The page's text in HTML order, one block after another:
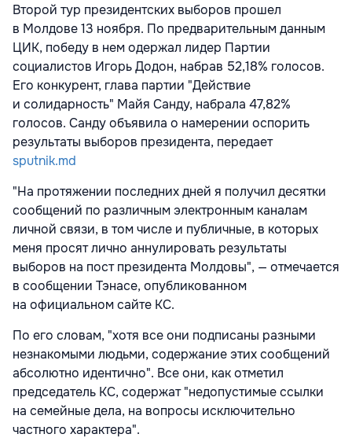
Второй тур президентских выборов прошел
в Молдове 13 ноября. По предварительным данным
ЦИК, победу в нем одержал лидер Партии
социалистов Игорь Додон, набрав 52,18% голосов.
Его конкурент, глава партии "Действие
и солидарность" Майя Санду, набрала 47,82%
голосов. Санду объявила о намерении оспорить
результаты выборов президента, передает
sputnik.md
"На протяжении последних дней я получил десятки
сообщений по различным электронным каналам
личной связи, в том числе и публичные, в которых
меня просят лично аннулировать результаты
выборов на пост президента Молдовы", — отмечается
в сообщении Тэнасе, опубликованном
на официальном сайте КС.
По его словам, "хотя все они подписаны разными
незнакомыми людьми, содержание этих сообщений
абсолютно идентично". Все они, как отметил
председатель КС, содержат "недопустимые ссылки
на семейные дела, на вопросы исключительно
частного характера".